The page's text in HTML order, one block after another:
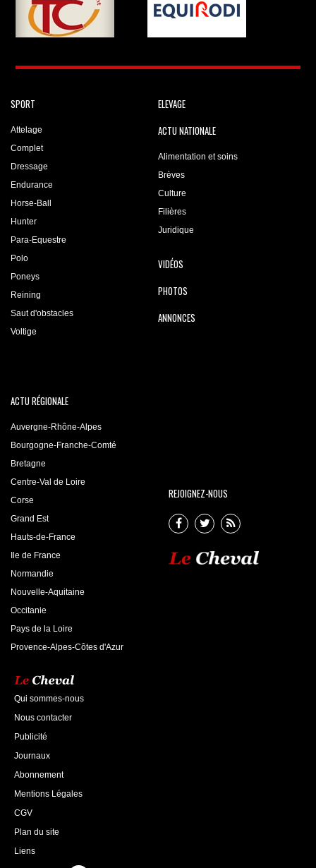
SPORT
Attelage
Complet
Dressage
Endurance
Horse-Ball
Hunter
Para-Equestre
Polo
Poneys
Reining
Saut d'obstacles
Voltige
ELEVAGE
ACTU NATIONALE
Alimentation et soins
Brèves
Culture
Filières
Juridique
VIDÉOS
PHOTOS
ANNONCES
ACTU RÉGIONALE
Auvergne-Rhône-Alpes
Bourgogne-Franche-Comté
Bretagne
Centre-Val de Loire
Corse
Grand Est
Hauts-de-France
Ile de France
Normandie
Nouvelle-Aquitaine
Occitanie
Pays de la Loire
Provence-Alpes-Côtes d'Azur
REJOIGNEZ-NOUS
Qui sommes-nous
Nous contacter
Publicité
Journaux
Abonnement
Mentions Légales
CGV
Plan du site
Liens